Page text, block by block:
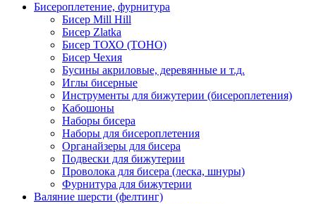
Бисероплетение, фурнитура
Бисер Mill Hill
Бисер Zlatka
Бисер ТОХО (TOHO)
Бисер Чехия
Бусины акриловые, деревянные и т.д.
Иглы бисерные
Инструменты для бижутерии (бисероплетения)
Кабошоны
Наборы бисера
Наборы для бисероплетения
Органайзеры для бисера
Подвески для бижутерии
Проволока для бисера (леска, шнуры)
Фурнитура для бижутерии
Валяние шерсти (фелтинг)